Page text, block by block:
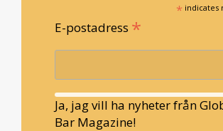
* indicates
E-postadress *
Ja, jag vill ha nyheter från
Bar Magazine!